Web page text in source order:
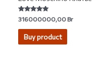
Rated
5.00
out of 5
316000000,00Br
Buy product